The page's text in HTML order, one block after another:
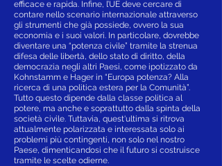
efficace e rapida. Infine, l’UE deve cercare di
contare nello scenario internazionale attraverso
gli strumenti che già possiede, ovvero la sua
economia e i suoi valori. In particolare, dovrebbe
diventare una “potenza civile” tramite la strenua
difesa delle libertà, dello stato di diritto, della
democrazia negli altri Paesi, come ipotizzato da
Kohnstamm e Hager in “Europa potenza? Alla
ricerca di una politica estera per la Comunità”.
Tutto questo dipende dalla classe politica al
potere, ma anche e soprattutto dalla spinta della
società civile. Tuttavia, quest'ultima si ritrova
attualmente polarizzata e interessata solo ai
problemi più contingenti, non solo nel nostro
Paese, dimenticandosi che il futuro si costruisce
tramite le scelte odierne.